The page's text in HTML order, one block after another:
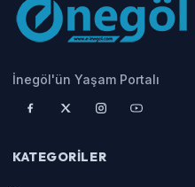
İnegöl'ün Yaşam Portalı
KATEGORILER